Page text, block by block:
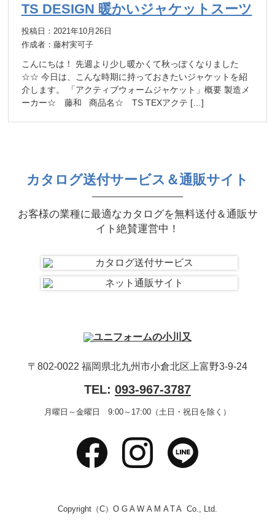
TS DESIGN 暖かいジャケットスーツ
投稿日：2021年10月26日
作成者：藤村実可子
こんにちは！ 先週より少し暖かくて秋っぽくなりました
☆☆ 今日は、こんな時期に持っておきたいジャケットを紹
介します。 「アクティブウォームジャケット」概要 製造メ
ーカー☆ 藤和 商品名☆ TS TEXアクテ […]
カタログ送付サービス＆通販サイト
お客様の業種に最適なカタログを無料送付＆通販サ
イト絶賛運営中！
〒802-0022 福岡県北九州市小倉北区上富野3-9-24
TEL: 093-967-3787
月曜日～金曜日 9:00～17:00（土日・祝日を除く）
Copyright（C）OGAWAMATA Co., Ltd.